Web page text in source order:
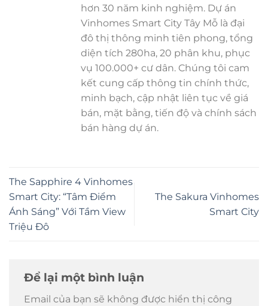
hơn 30 năm kinh nghiệm. Dự án
Vinhomes Smart City Tây Mỗ là đại
đô thị thông minh tiên phong, tổng
diện tích 280ha, 20 phân khu, phục
vụ 100.000+ cư dân. Chúng tôi cam
kết cung cấp thông tin chính thức,
minh bạch, cập nhật liên tục về giá
bán, mặt bằng, tiến độ và chính sách
bán hàng dự án.
The Sapphire 4 Vinhomes
Smart City: “Tâm Điểm
Ánh Sáng” Với Tầm View
Triệu Đô
The Sakura Vinhomes
Smart City
Để lại một bình luận
Email của bạn sẽ không được hiển thị công